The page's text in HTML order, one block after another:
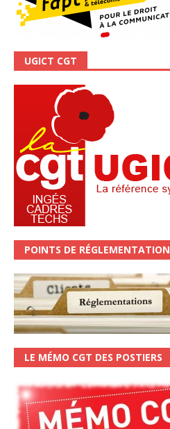
UGICT CGT
POINTS DE RÉGLEMENTATION
LE MÉMO CGT DES POSTIERS